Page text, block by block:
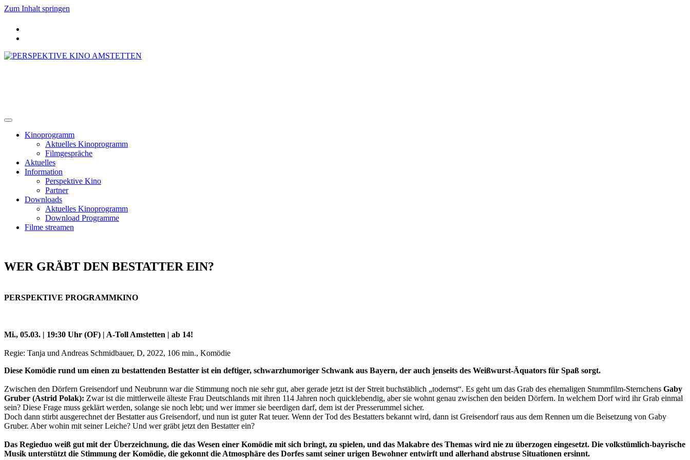
Zum Inhalt springen
Kinoprogramm
Aktuelles Kinoprogramm
Filmgespräche
Aktuelles
Information
Perspektive Kino
Partner
Downloads
Aktuelles Kinoprogramm
Download Programme
Filme streamen
WER GRÄBT DEN BESTATTER EIN?
PERSPEKTIVE PROGRAMMKINO
Mi., 05.03. | 19:30 Uhr (OF) | A-Toll Amstetten | ab 14!
Regie: Tanja und Andreas Schmidbauer, D, 2022, 106 min., Komödie
Diese Komödie rund um einen zu bestattenden Bestatter ist ein deftiger, schwarzhumoriger Schwank aus Bayern, der auch jenseits des Weißwurst-Äquators für Spaß sorgt.
Zwischen den Dörfern Greisendorf und Neubrunn war die Stimmung noch nie sehr gut, aber gerade jetzt ist der Streit buchstäblich „todernst“. Es geht um das Grab des ehemaligen Stummfilm-Sternchens Gaby
Gruber (Astrid Polak): Zwar ist die mittlerweile älteste Frau Deutschlands mit ihren 114 Jahren noch quicklebendig, aber sie wohnt genau zwischen den beiden Dörfern. In welchem Dorf wird ihr Grab einmal
sein? Diese Frage muss geklärt werden, solange sie noch lebt; und wer immer sie beerdigen darf, dem ist der Presserummel sicher.
Doch dann stirbt ausgerechnet der Bestatter aus Greisendorf, und nun ist guter Rat teuer. Wenn der Tod des Bestatters bekannt wird, dann ist Greisendorf raus aus dem Rennen um die Beisetzung von Gaby
Gruber. Aber wohin mit seiner Leiche? Und wer gräbt jetzt den Bestatter ein?
Das Regieduo weiß gut mit der Überzeichnung, die das Wesen einer Komödie mit sich bringt, zu spielen, und das Makabre des Themas wird nie zu überzogen eingesetzt. Die volkstümlich-bayrische
Musik unterstützt die Stimmung der Komödie, die gekonnt die Atmosphäre des Dorfes samt seiner urigen Bewohner entwirft und allerhand abstruse Situationen ersinnt.